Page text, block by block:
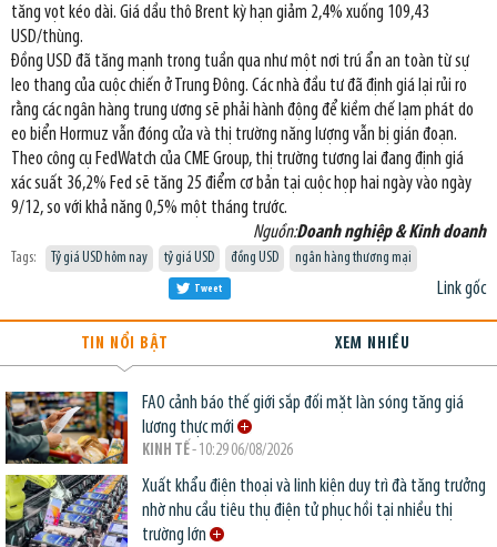
tăng vọt kéo dài. Giá dầu thô Brent kỳ hạn giảm 2,4% xuống 109,43
USD/thùng.
Đồng USD đã tăng mạnh trong tuần qua như một nơi trú ẩn an toàn từ sự
leo thang của cuộc chiến ở Trung Đông. Các nhà đầu tư đã định giá lại rủi ro
rằng các ngân hàng trung ương sẽ phải hành động để kiềm chế lạm phát do
eo biển Hormuz vẫn đóng cửa và thị trường năng lượng vẫn bị gián đoạn.
Theo công cụ FedWatch của CME Group, thị trường tương lai đang định giá
xác suất 36,2% Fed sẽ tăng 25 điểm cơ bản tại cuộc họp hai ngày vào ngày
9/12, so với khả năng 0,5% một tháng trước.
Nguồn:Doanh nghiệp & Kinh doanh
Tags: Tỷ giá USD hôm nay tỷ giá USD đồng USD ngân hàng thương mại
Link gốc
Tweet
TIN NỔI BẬT XEM NHIỀU
FAO cảnh báo thế giới sắp đối mặt làn sóng tăng giá
lương thực mới
KINH TẾ- 10:29 06/08/2026
Xuất khẩu điện thoại và linh kiện duy trì đà tăng trưởng
nhờ nhu cầu tiêu thụ điện tử phục hồi tại nhiều thị
trường lớn